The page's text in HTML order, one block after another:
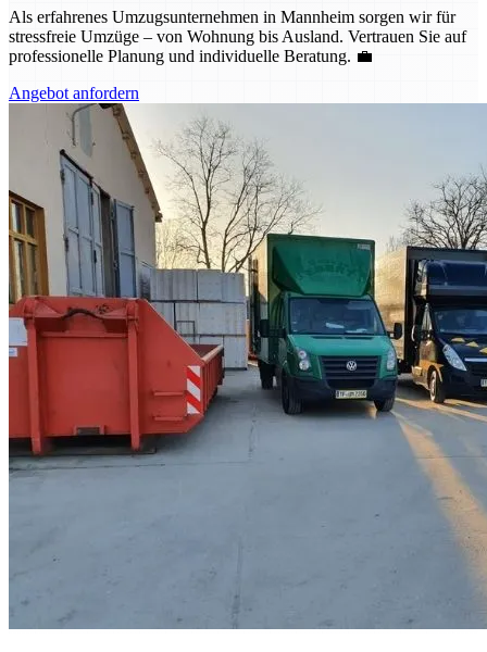
Als erfahrenes Umzugsunternehmen in Mannheim sorgen wir für
stressfreie Umzüge – von Wohnung bis Ausland. Vertrauen Sie auf
professionelle Planung und individuelle Beratung. 💼
Angebot anfordern